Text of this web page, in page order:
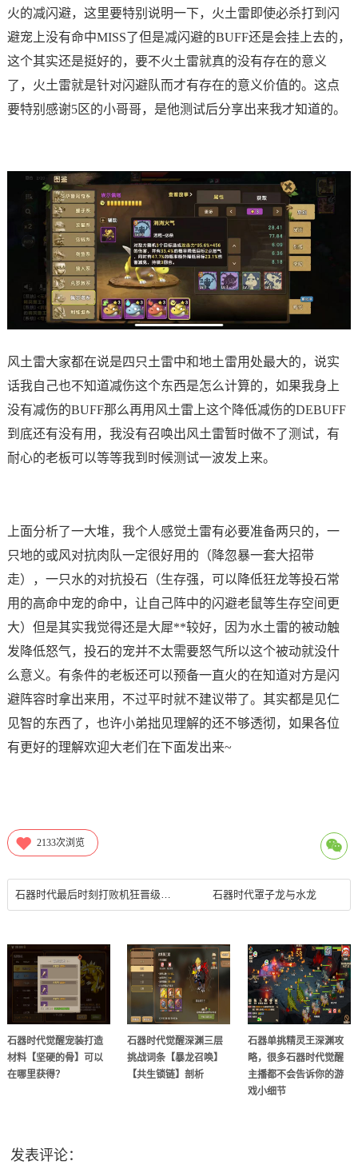
火的减闪避，这里要特别说明一下，火土雷即使必杀打到闪
避宠上没有命中MISS了但是减闪避的BUFF还是会挂上去的，
这个其实还是挺好的，要不火土雷就真的没有存在的意义
了，火土雷就是针对闪避队而才有存在的意义价值的。这点
要特别感谢5区的小哥哥，是他测试后分享出来我才知道的。
风土雷大家都在说是四只土雷中和地土雷用处最大的，说实
话我自己也不知道减伤这个东西是怎么计算的，如果我身上
没有减伤的BUFF那么再用风土雷上这个降低减伤的DEBUFF
到底还有没有用，我没有召唤出风土雷暂时做不了测试，有
耐心的老板可以等等我到时候测试一波发上来。
上面分析了一大堆，我个人感觉土雷有必要准备两只的，一
只地的或风对抗肉队一定很好用的（降忽暴一套大招带
走），一只水的对抗投石（生存强，可以降低狂龙等投石常
用的高命中宠的命中，让自己阵中的闪避老鼠等生存空间更
大）但是其实我觉得还是大犀**较好，因为水土雷的被动触
发降低怒气，投石的宠并不太需要怒气所以这个被动就没什
么意义。有条件的老板还可以预备一直火的在知道对方是闪
避阵容时拿出来用，不过平时就不建议带了。其实都是见仁
见智的东西了，也许小弟拙见理解的还不够透彻，如果各位
有更好的理解欢迎大老们在下面发出来~
2133次浏览
石器时代最后时刻打败机狂晋级比赛 石器时代罩子龙与水龙
石器时代觉醒宠装打造
材料【坚硬的骨】可以
在哪里获得？
石器时代觉醒深渊三层
挑战词条【暴龙召唤】
【共生锁链】剖析
石器单挑精灵王深渊攻
略，很多石器时代觉醒
主播都不会告诉你的游
戏小细节
发表评论：